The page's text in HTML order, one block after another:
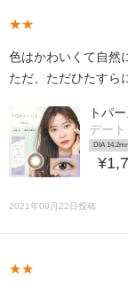
★★
色はかわいくて自然
ただ、ただひたすら
トパ
デー
DIA
2021年09月22日投稿
★★